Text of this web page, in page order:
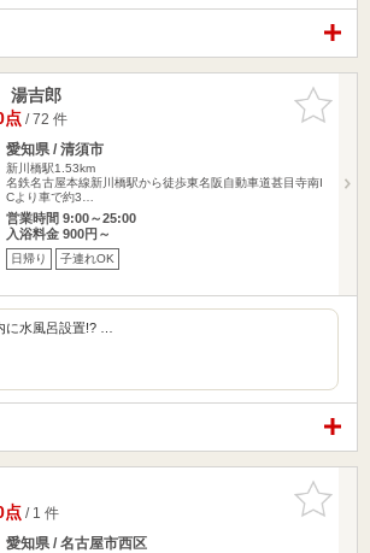
お気に入
りに追加
湯吉郎
点/ 72 件
愛知県 / 清須市
新川橋駅1.53km
名鉄名古屋本線新川橋駅から徒歩東名阪自動車道甚目寺南I
Cより車で約3…
営業時間 9:00～25:00
入浴料金 900円～
日帰り 子連れOK
に水風呂設置!? …
お気に入
りに追加
点/ 1 件
愛知県 / 名古屋市西区